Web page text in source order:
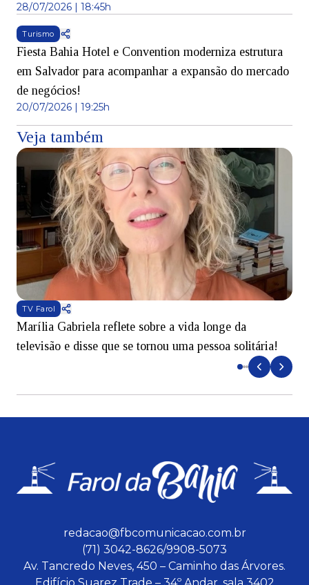
28/07/2026 | 18:45h
Turismo
Fiesta Bahia Hotel e Convention moderniza estrutura
em Salvador para acompanhar a expansão do mercado
de negócios!
20/07/2026 | 19:25h
Veja também
TV Farol
Marília Gabriela reflete sobre a vida longe da
televisão e disse que se tornou uma pessoa solitária!
redacao@fbcomunicacao.com.br
(71) 3042-8626/9908-5073
Av. Tancredo Neves, 450 – Caminho das Árvores.